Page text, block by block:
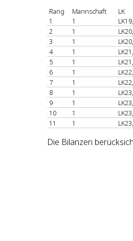
Rang Mannschaft
LK
1
1
2
1
3
1
4
1
5
1
6
1
7
1
8
1
9
1
10
1
11
1
Die Bilanzen